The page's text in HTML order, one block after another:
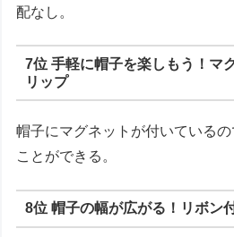
配なし。
7位 手軽に帽子を楽しもう！マ
リップ
帽子にマグネットが付いている
ことができる。
8位 帽子の幅が広がる！リボン